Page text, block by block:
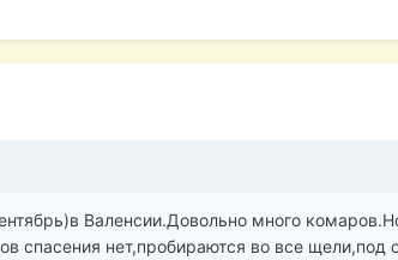
Валенсии.Довольно много
спасения нет,пробираются во все